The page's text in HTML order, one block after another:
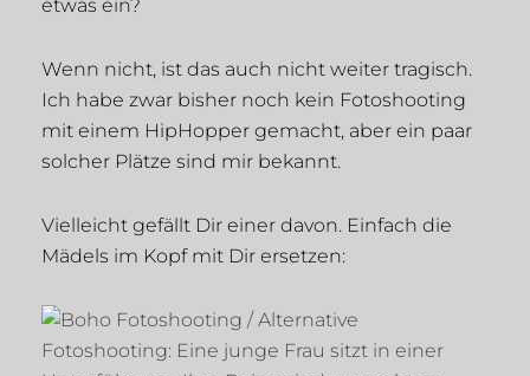
etwas ein?
Wenn nicht, ist das auch nicht weiter tragisch.
Ich habe zwar bisher noch kein Fotoshooting
mit einem HipHopper gemacht, aber ein paar
solcher Plätze sind mir bekannt.
Vielleicht gefällt Dir einer davon. Einfach die
Mädels im Kopf mit Dir ersetzen: